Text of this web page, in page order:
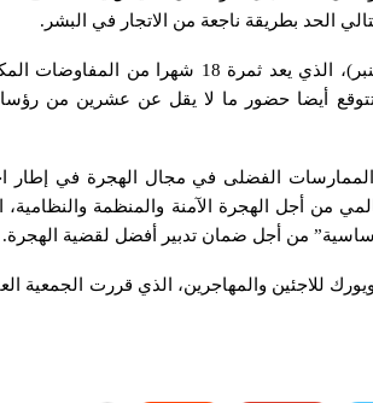
الحد بطريقة ناجعة من الاتجار في البشر.
أيضا حضور ما لا يقل عن عشرين من
الفضلى في مجال الهجرة في إطار
من أجل الهجرة الآمنة والمنظمة
“أساسية” من أجل ضمان تدبير أفضل لقضية الهجرة.
للاجئين والمهاجرين، الذي قررت الجمعية